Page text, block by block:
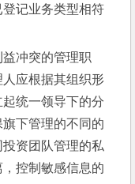
记业务类型相符
冲突的管理职
应根据其组织形
统一领导下的分
下管理的不同的
资团队管理的私
控制敏感信息的